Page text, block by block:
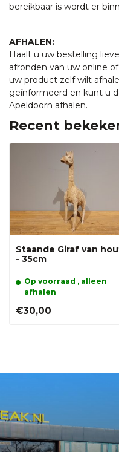
bereikbaar is wordt er
AFHALEN:
Haalt u uw bestelling
afronden van uw online
uw product zelf wilt
geïnformeerd en kunt u
Apeldoorn afhalen.
Recent
Staande Giraf van
- 35cm
Op voorraad , alleen
afhalen
€30,00